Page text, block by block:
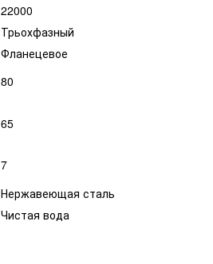
22000
Трьохфазный
Фланецевое
80
65
7
Нержавеющая сталь
Чистая вода